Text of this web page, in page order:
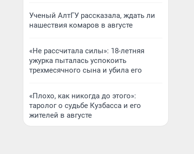
Ученый АлтГУ рассказала, ждать ли
нашествия комаров в августе
«Не рассчитала силы»: 18-летняя
ужурка пыталась успокоить
трехмесячного сына и убила его
«Плохо, как никогда до этого»:
таролог о судьбе Кузбасса и его
жителей в августе